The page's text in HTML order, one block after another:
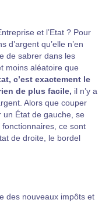
et l’Etat ? Pour
qu’elle n’en
de sabrer dans les
moins aléatoire que
c’est exactement le
de plus facile, il n’y a
Alors que couper
un État de gauche, se
ce sont
de droite, le bordel
des nouveaux impôts et